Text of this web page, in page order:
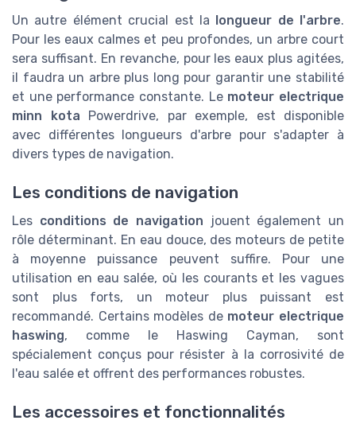
Un autre élément crucial est la longueur de l'arbre.
Pour les eaux calmes et peu profondes, un arbre court
sera suffisant. En revanche, pour les eaux plus agitées,
il faudra un arbre plus long pour garantir une stabilité
et une performance constante. Le moteur electrique
minn kota Powerdrive, par exemple, est disponible
avec différentes longueurs d'arbre pour s'adapter à
divers types de navigation.
Les conditions de navigation
Les conditions de navigation jouent également un
rôle déterminant. En eau douce, des moteurs de petite
à moyenne puissance peuvent suffire. Pour une
utilisation en eau salée, où les courants et les vagues
sont plus forts, un moteur plus puissant est
recommandé. Certains modèles de moteur electrique
haswing, comme le Haswing Cayman, sont
spécialement conçus pour résister à la corrosivité de
l'eau salée et offrent des performances robustes.
Les accessoires et fonctionnalités